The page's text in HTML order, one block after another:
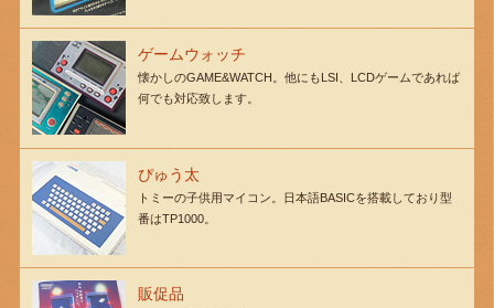
ゲームウォッチ
懐かしのGAME&WATCH。他にもLSI、LCDゲームであれば
何でも対応致します。
ぴゅう太
トミーの子供用マイコン。日本語BASICを搭載しており型
番はTP1000。
販促品